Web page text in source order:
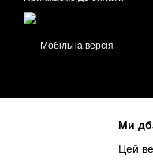
Мобільна версія
Ми
Цей